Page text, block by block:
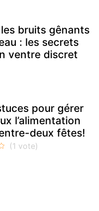
bruits gênants
: les secrets
ventre discret
pour gérer
l’alimentation
deux fêtes!